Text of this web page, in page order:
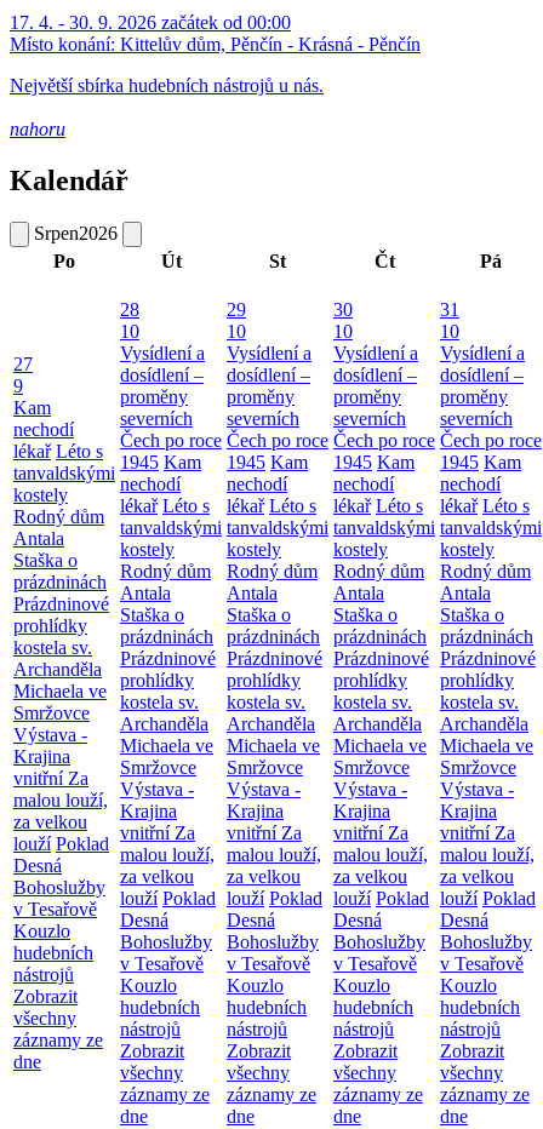
17. 4. - 30. 9. 2026 začátek od 00:00
Místo konání: Kittelův dům, Pěnčín - Krásná - Pěnčín
Největší sbírka hudebních nástrojů u nás.
nahoru
Kalendář
Srpen2026
Po
Út St Čt Pá
27
9
Kam
nechodí
lékař Léto s
tanvaldskými
kostely
Rodný dům
Antala
Staška o
prázdninách
Prázdninové
prohlídky
kostela sv.
Archanděla
Michaela ve
Smržovce
Výstava -
Krajina
vnitřní Za
malou louží,
za velkou
louží Poklad
Desná
Bohoslužby
v Tesařově
Kouzlo
hudebních
nástrojů
Zobrazit
všechny
záznamy ze
dne
28
10
Vysídlení a
dosídlení –
proměny
severních
Čech po roce
1945 Kam
nechodí
lékař Léto s
tanvaldskými
kostely
Rodný dům
Antala
Staška o
prázdninách
Prázdninové
prohlídky
kostela sv.
Archanděla
Michaela ve
Smržovce
Výstava -
Krajina
vnitřní Za
malou louží,
za velkou
louží Poklad
Desná
Bohoslužby
v Tesařově
Kouzlo
hudebních
nástrojů
Zobrazit
všechny
záznamy ze
dne
29
10
Vysídlení a
dosídlení –
proměny
severních
Čech po roce
1945 Kam
nechodí
lékař Léto s
tanvaldskými
kostely
Rodný dům
Antala
Staška o
prázdninách
Prázdninové
prohlídky
kostela sv.
Archanděla
Michaela ve
Smržovce
Výstava -
Krajina
vnitřní Za
malou louží,
za velkou
louží Poklad
Desná
Bohoslužby
v Tesařově
Kouzlo
hudebních
nástrojů
Zobrazit
všechny
záznamy ze
dne
30
10
Vysídlení a
dosídlení –
proměny
severních
Čech po roce
1945 Kam
nechodí
lékař Léto s
tanvaldskými
kostely
Rodný dům
Antala
Staška o
prázdninách
Prázdninové
prohlídky
kostela sv.
Archanděla
Michaela ve
Smržovce
Výstava -
Krajina
vnitřní Za
malou louží,
za velkou
louží Poklad
Desná
Bohoslužby
v Tesařově
Kouzlo
hudebních
nástrojů
Zobrazit
všechny
záznamy ze
dne
31
10
Vysídlení a
dosídlení –
proměny
severních
Čech po roce
1945 Kam
nechodí
lékař Léto s
tanvaldskými
kostely
Rodný dům
Antala
Staška o
prázdninách
Prázdninové
prohlídky
kostela sv.
Archanděla
Michaela ve
Smržovce
Výstava -
Krajina
vnitřní Za
malou louží,
za velkou
louží Poklad
Desná
Bohoslužby
v Tesařově
Kouzlo
hudebních
nástrojů
Zobrazit
všechny
záznamy ze
dne